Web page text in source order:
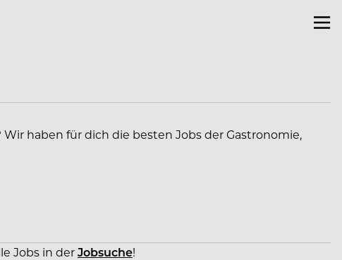
haben für dich die besten Jobs der Gastronomie,
Jobs in derJobsuche!